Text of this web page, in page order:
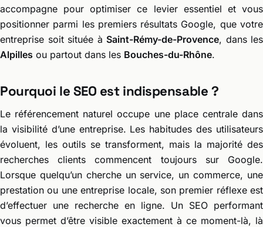
accompagne pour optimiser ce levier essentiel et vous
positionner parmi les premiers résultats Google, que votre
entreprise soit située à Saint-Rémy-de-Provence, dans les
Alpilles ou partout dans les Bouches-du-Rhône.
Pourquoi le SEO est indispensable ?
Le référencement naturel occupe une place centrale dans
la visibilité d’une entreprise. Les habitudes des utilisateurs
évoluent, les outils se transforment, mais la majorité des
recherches clients commencent toujours sur Google.
Lorsque quelqu’un cherche un service, un commerce, une
prestation ou une entreprise locale, son premier réflexe est
d’effectuer une recherche en ligne. Un SEO performant
vous permet d’être visible exactement à ce moment-là, là